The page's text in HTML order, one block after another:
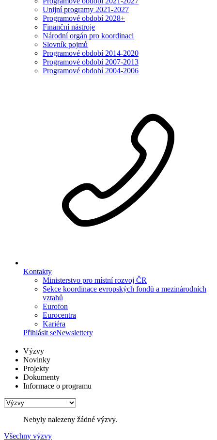
Unijní programy 2021-2027
Programové období 2028+
Finanční nástroje
Národní orgán pro koordinaci
Slovník pojmů
Programové období 2014-2020
Programové období 2007-2013
Programové období 2004-2006
Kontakty
Ministerstvo pro místní rozvoj ČR
Sekce koordinace evropských fondů a mezinárodních
vztahů
Eurofon
Eurocentra
Kariéra
Přihlásit seNewslettery
Výzvy
Novinky
Projekty
Dokumenty
Informace o programu
Nebyly nalezeny žádné výzvy.
Všechny výzvy